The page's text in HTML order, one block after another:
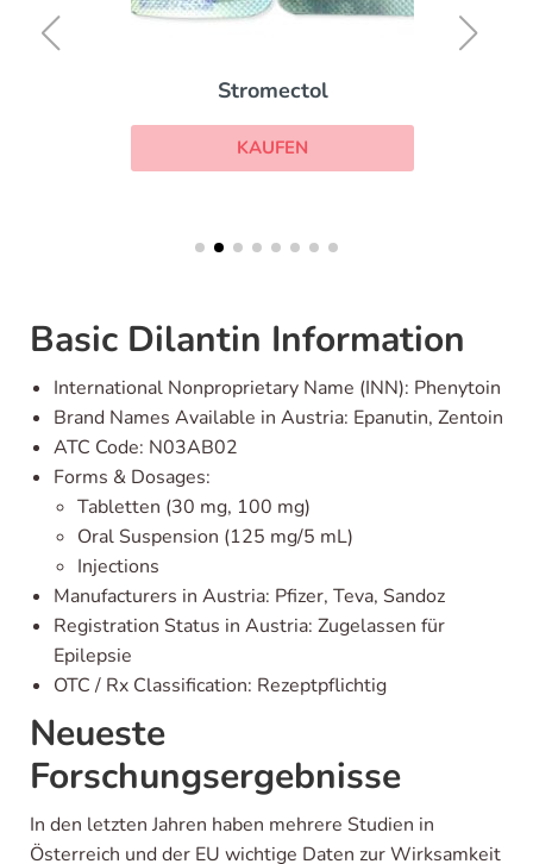
Stromectol
KAUFEN
Basic Dilantin Information
International Nonproprietary Name (INN): Phenytoin
Brand Names Available in Austria: Epanutin, Zentoin
ATC Code: N03AB02
Forms & Dosages:
Tabletten (30 mg, 100 mg)
Oral Suspension (125 mg/5 mL)
Injections
Manufacturers in Austria: Pfizer, Teva, Sandoz
Registration Status in Austria: Zugelassen für
Epilepsie
OTC / Rx Classification: Rezeptpflichtig
Neueste
Forschungsergebnisse
In den letzten Jahren haben mehrere Studien in
Österreich und der EU wichtige Daten zur Wirksamkeit